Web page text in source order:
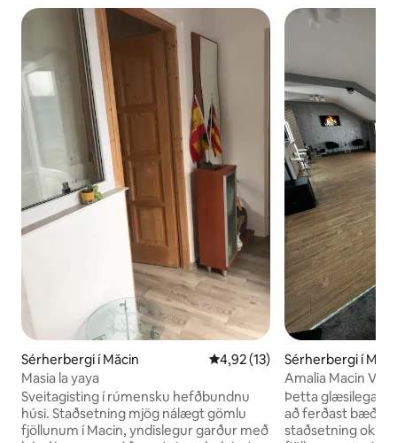
Sérherbergi í Măcin 4,92 af 5 í meðaleinkunn, 13
4,92 (13)
Masia la yaya
Sveitagisting í rúmensku hefðbundnu
húsi. Staðsetning mjög nálægt gömlu
fjöllunum í Macin, yndislegur garður með
Sérherbergi í
Amalia Macin
Þetta glæsilega
að ferðast bæði í
staðsetning